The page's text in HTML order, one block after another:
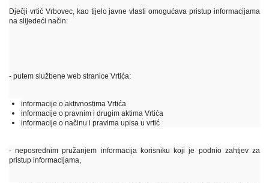
Dječji vrtić Vrbovec, kao tijelo javne vlasti omogućava pristup informacijama
na slijedeći način:
- putem službene web stranice Vrtića:
informacije o aktivnostima Vrtića
informacije o pravnim i drugim aktima Vrtića
informacije o načinu i pravima upisa u vrtić
- neposrednim pružanjem informacija korisniku koji je podnio zahtjev za
pristup informacijama,